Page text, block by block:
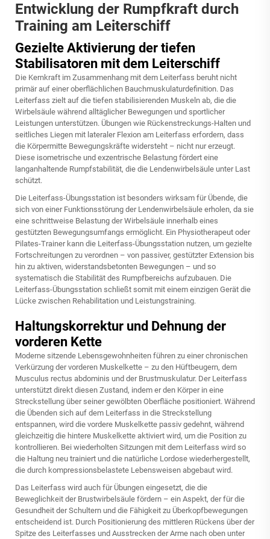
Entwicklung der Rumpfkraft durch
Training am Leiterschiff
Gezielte Aktivierung der tiefen
Stabilisatoren mit dem Leiterschiff
Die Kernkraft im Zusammenhang mit dem Leiterfass beruht nicht
primär auf einer oberflächlichen Bauchmuskulaturdefinition. Das
Leiterfass zielt auf die tiefen stabilisierenden Muskeln ab, die die
Wirbelsäule während alltäglicher Bewegungen und sportlicher
Leistungen unterstützen. Übungen wie Rückenstreckungs-Halten und
seitliches Liegen mit lateraler Flexion am Leiterfass erfordern, dass
die Körpermitte Bewegungskräfte widersteht – nicht nur erzeugt.
Diese isometrische und exzentrische Belastung fördert eine
langanhaltende Rumpfstabilität, die die Lendenwirbelsäule unter Last
schützt.
Die Leiterfass-Übungsstation ist besonders wirksam für Übende, die
sich von einer Funktionsstörung der Lendenwirbelsäule erholen, da sie
eine schrittweise Belastung der Wirbelsäule innerhalb eines
gestützten Bewegungsumfangs ermöglicht. Ein Physiotherapeut oder
Pilates-Trainer kann die Leiterfass-Übungsstation nutzen, um gezielte
Fortschreitungen zu verordnen – von passiver, gestützter Extension bis
hin zu aktiven, widerstandsbetonten Bewegungen – und so
systematisch die Stabilität des Rumpfbereichs aufzubauen. Die
Leiterfass-Übungsstation schließt somit mit einem einzigen Gerät die
Lücke zwischen Rehabilitation und Leistungstraining.
Haltungskorrektur und Dehnung der
vorderen Kette
Moderne sitzende Lebensgewohnheiten führen zu einer chronischen
Verkürzung der vorderen Muskelkette – zu den Hüftbeugern, dem
Musculus rectus abdominis und der Brustmuskulatur. Der Leiterfass
unterstützt direkt diesen Zustand, indem er den Körper in eine
Streckstellung über seiner gewölbten Oberfläche positioniert. Während
die Übenden sich auf dem Leiterfass in die Streckstellung
entspannen, wird die vordere Muskelkette passiv gedehnt, während
gleichzeitig die hintere Muskelkette aktiviert wird, um die Position zu
kontrollieren. Bei wiederholten Sitzungen mit dem Leiterfass wird so
die Haltung neu trainiert und die natürliche Lordose wiederhergestellt,
die durch kompressionsbelastete Lebensweisen abgebaut wird.
Das Leiterfass wird auch für Übungen eingesetzt, die die
Beweglichkeit der Brustwirbelsäule fördern – ein Aspekt, der für die
Gesundheit der Schultern und die Fähigkeit zu Überkopfbewegungen
entscheidend ist. Durch Positionierung des mittleren Rückens über der
Spitze des Leiterfasses und Ausstrecken der Arme nach oben unter